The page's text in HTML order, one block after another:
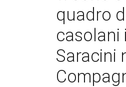
quadro
casolani
Saracini